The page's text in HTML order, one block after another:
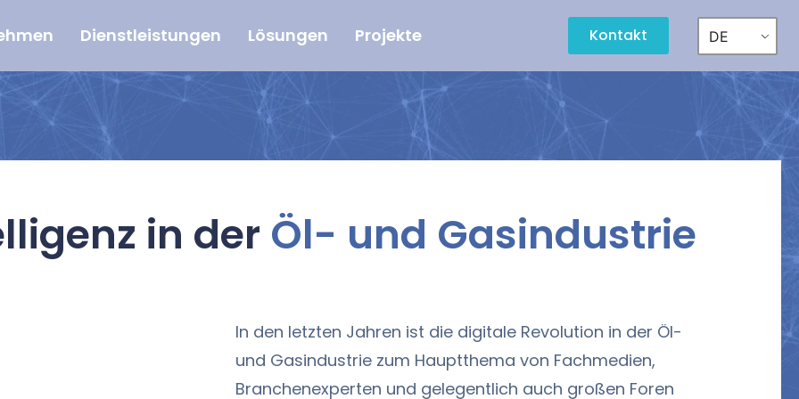
Dienstleistungen Lösungen Projekte Kontakt DE
in der Öl- und Gasindustrie
In den letzten Jahren ist die digitale Revolution in der Öl-
und Gasindustrie zum Hauptthema von Fachmedien,
Branchenexperten und gelegentlich auch großen Foren